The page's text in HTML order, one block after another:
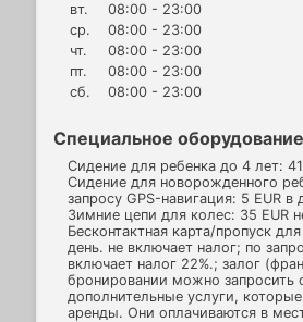
вт.
08:00 - 23:00
ср.
08:00 - 23:00
чт.
08:00 - 23:00
пт.
08:00 - 23:00
сб.
08:00 - 23:00
Специальное
Сидение для ребенка до 4 лет:
Сидение для новорожденного
запросу GPS-навигация: 5 EUR
Зимние цепи для колес: 35 EUR
Бесконтактная карта/пропуск
день. не включает налог; по
включает налог 22%.; залог
бронировании можно запросить
дополнительные услуги,
аренды. Они оплачиваются в